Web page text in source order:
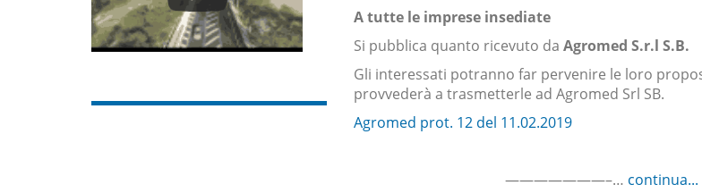
A tutte le imprese insediate
Si pubblica quanto ricevuto da Agromed S.r.l S.B.
Gli interessati potranno far pervenire le loro
provvederà a trasmetterle ad Agromed Srl SB.
Agromed prot. 12 del 11.02.2019
———————–… continua...